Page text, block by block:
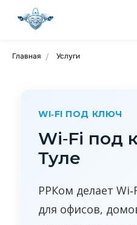
Главная / Услуги
WI‑FI ПОД КЛЮЧ
Wi‑Fi под
Туле
РРКом делает
для офисов,